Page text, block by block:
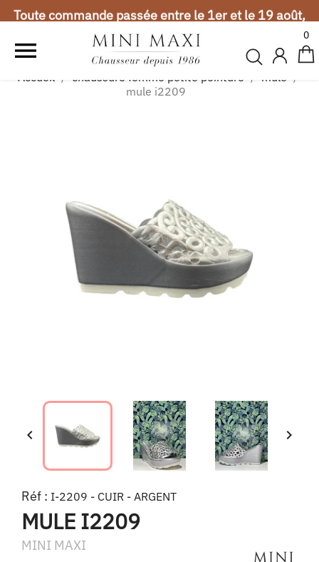
Toute commande passée entre le 1er et le 19 août,
sera expédiée à partir du 20 août. Merci de votre
compréhension.
Vacances d'été
Toute commande passée entre le 1er et le 19 août,

0
Accueil chaussure femme petite pointure
mule
mule i2209
 
Réf : I-2209 - CUIR - ARGENT
MULE I2209
MINI MAXI